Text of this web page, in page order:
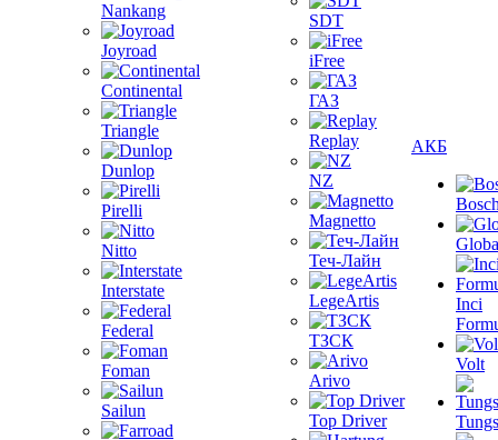
Nankang
Joyroad
Continental
Triangle
Dunlop
Pirelli
Nitto
Interstate
Federal
Foman
Sailun
SDT
iFree
ГАЗ
Replay
NZ
Magnetto
Теч-Лайн
LegeArtis
ТЗСК
Arivo
Top Driver
АКБ
Inci
Volt